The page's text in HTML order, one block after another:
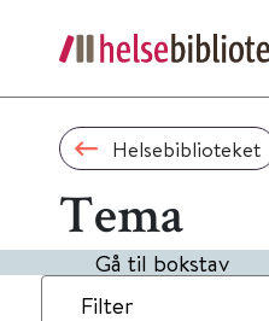
Helsebiblioteket
Tema
Gå til bokstav
Filter